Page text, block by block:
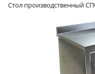
Стол производственный